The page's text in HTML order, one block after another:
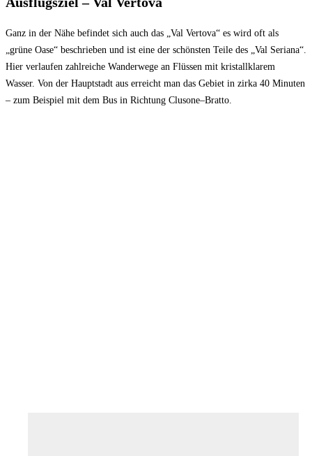
Ganz in der Nähe befindet sich auch das „Val Vertova“ es wird oft als
„grüne Oase“ beschrieben und ist eine der schönsten Teile des „Val Seriana“.
Hier verlaufen zahlreiche Wanderwege an Flüssen mit kristallklarem
Wasser. Von der Hauptstadt aus erreicht man das Gebiet in zirka 40 Minuten
– zum Beispiel mit dem Bus in Richtung Clusone–Bratto.